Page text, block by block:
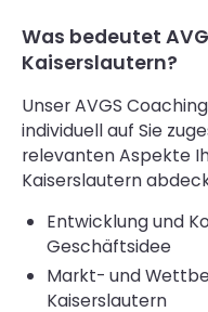
Was bedeutet
Kaiserslautern?
Unser AVGS
individuell auf Sie
relevanten Aspekte
Kaiserslautern
Entwicklung und
Geschäftsidee
Markt- und
Kaiserslautern